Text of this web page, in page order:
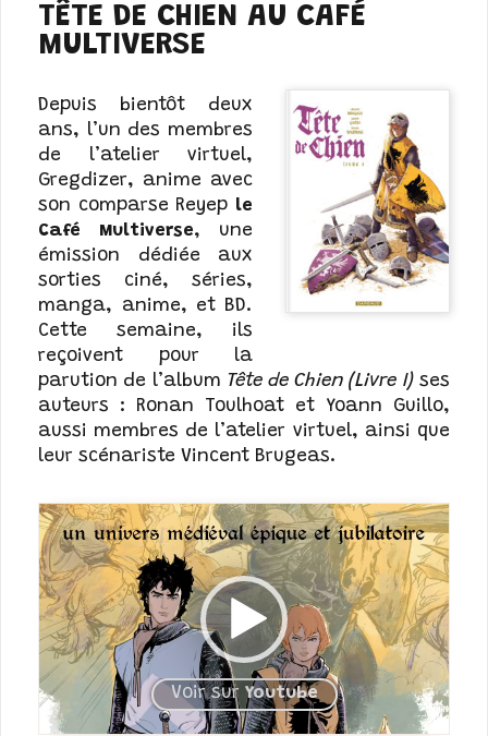
TÊTE DE CHIEN AU CAFÉ
MULTIVERSE
Depuis bientôt deux
ans, l’un des membres
de l’atelier virtuel,
Gregdizer, anime avec
son comparse Reyep le
Café Multiverse, une
émission dédiée aux
sorties ciné, séries,
manga, anime, et BD.
Cette semaine, ils
reçoivent pour la
parution de l’album Tête de Chien (Livre I)ses
auteurs : Ronan Toulhoat et Yoann Guillo,
aussi membres de l’atelier virtuel, ainsi que
leur scénariste Vincent Brugeas.
Voir sur Youtube